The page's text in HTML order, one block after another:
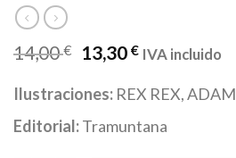
14,00€ 13,30€ IVA incluido
Ilustraciones: REX REX, ADAM
Editorial:Tramuntana